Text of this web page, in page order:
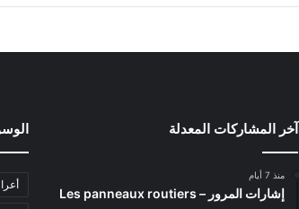
آخر المشاركات المعدلة
منذ 7 أيام
إشارات المرور – Les panneaux routiers